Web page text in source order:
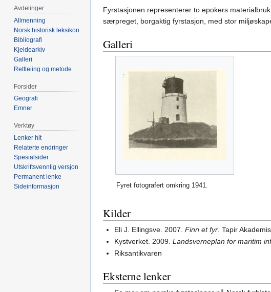
Fyrstasjonen representerer to epokers
særpreget, borgaktig fyrstasjon, med stor
Galleri
Fyret fotografert omkring 1941.
Kilder
Eli J. Ellingsve. 2007.Finn et fyr . Tapir
Kystverket. 2009.Landsverneplan for maritim
Riksantikvaren
Eksterne lenker
Avdelinger
Allmenning
Norsk historisk leksikon
Bibliografi
Kjeldearkiv
Galleri
Rettleiing og metode
Forsider
Geografi
Emner
Verktøy
Lenker hit
Relaterte endringer
Spesialsider
Utskriftsvennlig versjon
Permanent lenke
Sideinformasjon